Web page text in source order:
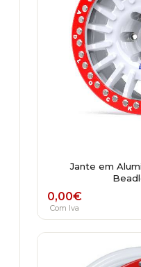
Jante em
0,00€
Com Iva